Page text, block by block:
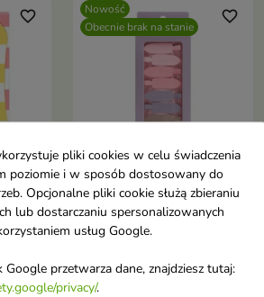

favorite_border
Nowość
Obecnie brak na stanie
favorite_border
Hairmate Klipsy do
włosów 8 sztuk
Praktyczny zestaw akcesoriów,
codziennych fryzur, stylizację
oraz zabiegi pielęgnacyjne.
5,35 €
pliki cookies w celu świadczenia
poziomie i w sposób dostosowany do
Opcjonalne pliki cookie służą zbieraniu
lub dostarczaniu spersonalizowanych
usług Google.
przetwarza dane, znajdziesz tutaj:
privacy/.